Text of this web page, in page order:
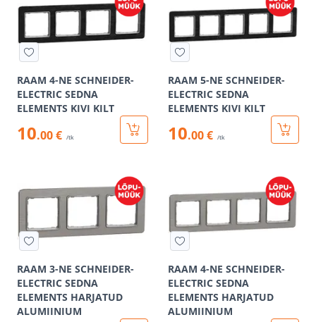
RAAM 4-NE SCHNEIDER-
ELECTRIC SEDNA
ELEMENTS KIVI KILT
10.00 € /tk
RAAM 5-NE SCHNEIDER-
ELECTRIC SEDNA
ELEMENTS KIVI KILT
10.00 € /tk
RAAM 3-NE SCHNEIDER-
ELECTRIC SEDNA
ELEMENTS HARJATUD
ALUMIINIUM
RAAM 4-NE SCHNEIDER-
ELECTRIC SEDNA
ELEMENTS HARJATUD
ALUMIINIUM